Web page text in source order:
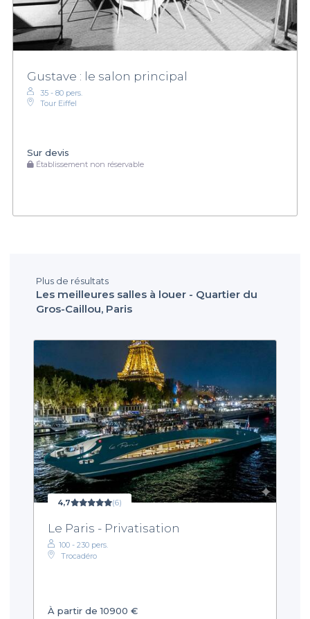
Gustave : le salon principal
35 - 80 pers.
Tour Eiffel
Sur devis
Établissement non réservable
Plus de résultats
Les meilleures salles à louer - Quartier du
Gros-Caillou, Paris
4,7 (6)
Le Paris - Privatisation
100 - 230 pers.
Trocadéro
À partir de 10900 €